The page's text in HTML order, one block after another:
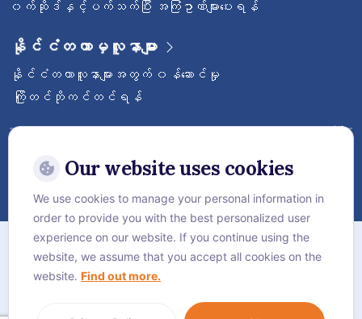
၀က်ဆိုဒ်နှင့်ပက်သက်ပြီး အကြံဥာဏ်များပေးရန်
နိုင်ငံတကာမှလူနာများ
နိုင်ငံတကာလူနာများအတွက် ၀န်ဆောင်မှု
ကြိုတင်ဘိုကင်တင်ရန်
ဝေ့ဌာနီနိုင်ငံတကာဆေးရုံကြီးကို follow လုပ်
ထားပါ
လုံခြုံရေးဆိုင်ရာ စည်းမျဥ်းစည်းကမ်းများ
Language: ဗမာစာ
Our website uses cookies
We use cookies to manage your personal information in
order to provide you with the best personalized user
experience on our website. If you continue using the
website, we assume that you accept all cookies on the
website. Find out more.